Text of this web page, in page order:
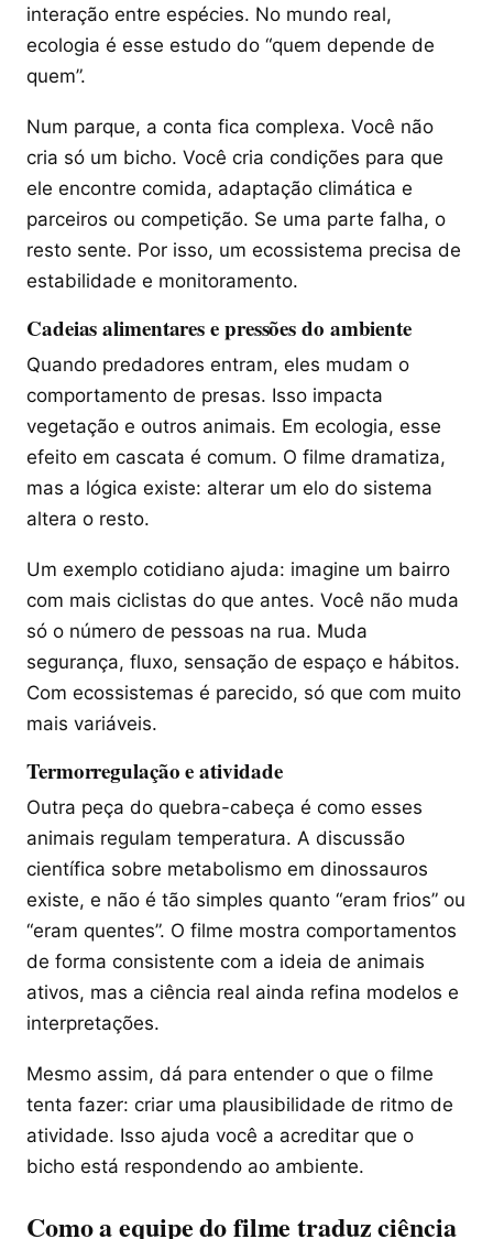
interação entre espécies. No mundo real,
ecologia é esse estudo do “quem depende de
quem”.
Num parque, a conta fica complexa. Você não
cria só um bicho. Você cria condições para que
ele encontre comida, adaptação climática e
parceiros ou competição. Se uma parte falha, o
resto sente. Por isso, um ecossistema precisa de
estabilidade e monitoramento.
Cadeias alimentares e pressões do ambiente
Quando predadores entram, eles mudam o
comportamento de presas. Isso impacta
vegetação e outros animais. Em ecologia, esse
efeito em cascata é comum. O filme dramatiza,
mas a lógica existe: alterar um elo do sistema
altera o resto.
Um exemplo cotidiano ajuda: imagine um bairro
com mais ciclistas do que antes. Você não muda
só o número de pessoas na rua. Muda
segurança, fluxo, sensação de espaço e hábitos.
Com ecossistemas é parecido, só que com muito
mais variáveis.
Termorregulação e atividade
Outra peça do quebra-cabeça é como esses
animais regulam temperatura. A discussão
científica sobre metabolismo em dinossauros
existe, e não é tão simples quanto “eram frios” ou
“eram quentes”. O filme mostra comportamentos
de forma consistente com a ideia de animais
ativos, mas a ciência real ainda refina modelos e
interpretações.
Mesmo assim, dá para entender o que o filme
tenta fazer: criar uma plausibilidade de ritmo de
atividade. Isso ajuda você a acreditar que o
bicho está respondendo ao ambiente.
Como a equipe do filme traduz ciência